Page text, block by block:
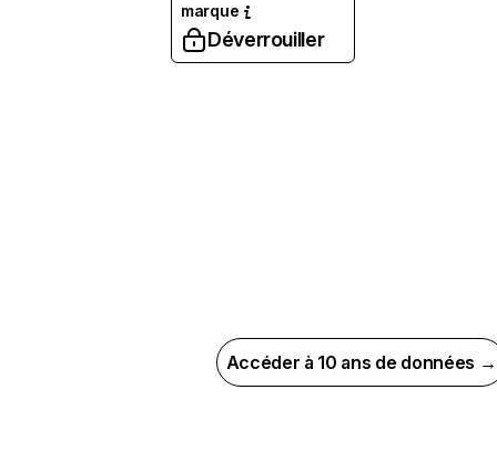
marque
Déverrouiller
Accéder à 10 ans de données →